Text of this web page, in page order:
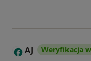
A AJ Weryfikacja